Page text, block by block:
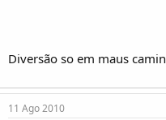
Diversão so em maus
11 Ago 2010